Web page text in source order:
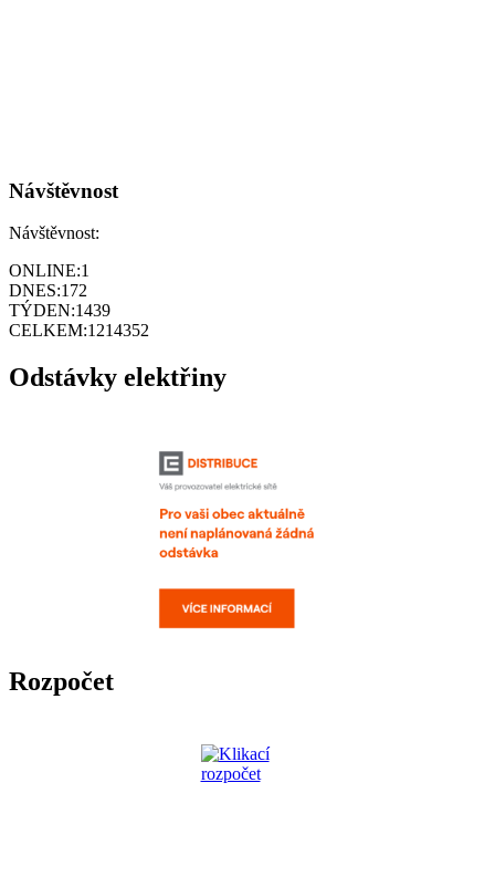
Návštěvnost
Návštěvnost:
ONLINE:1
DNES:172
TÝDEN:1439
CELKEM:1214352
Odstávky elektřiny
Rozpočet